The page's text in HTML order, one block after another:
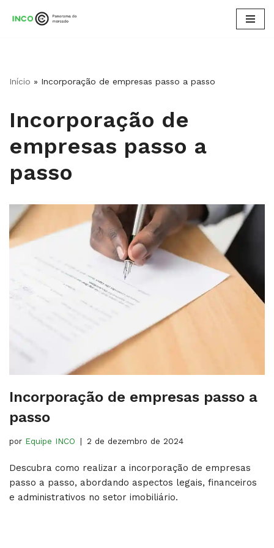
conteúdo
Início » Incorporação de empresas passo a passo
Incorporação de
empresas passo a
passo
Incorporação de empresas passo a
passo
por Equipe INCO 2 de dezembro de 2024
Descubra como realizar a incorporação de empresas
passo a passo, abordando aspectos legais, financeiros
e administrativos no setor imobiliário.